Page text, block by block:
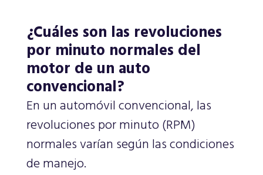
¿Cuáles son las revoluciones
por minuto normales del
motor de un auto
convencional?
En un automóvil convencional, las
revoluciones por minuto (RPM)
normales varían según las condiciones
de manejo.